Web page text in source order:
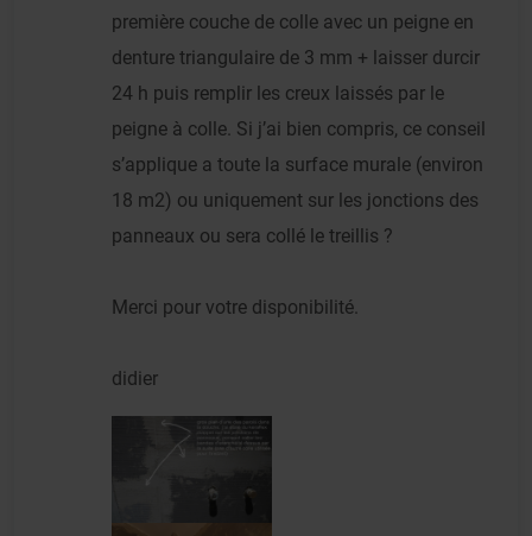
première couche de colle avec un peigne en
denture triangulaire de 3 mm + laisser durcir
24 h puis remplir les creux laissés par le
peigne à colle. Si j’ai bien compris, ce conseil
s’applique a toute la surface murale (environ
18 m2) ou uniquement sur les jonctions des
panneaux ou sera collé le treillis ?
Merci pour votre disponibilité.
didier